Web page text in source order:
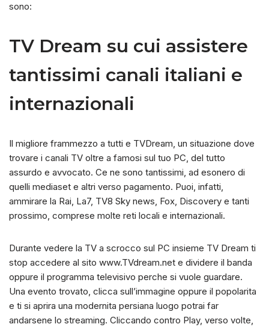
sono:
TV Dream su cui assistere
tantissimi canali italiani e
internazionali
Il migliore frammezzo a tutti e TVDream, un situazione dove
trovare i canali TV oltre a famosi sul tuo PC, del tutto
assurdo e avvocato. Ce ne sono tantissimi, ad esonero di
quelli mediaset e altri verso pagamento. Puoi, infatti,
ammirare la Rai, La7, TV8 Sky news, Fox, Discovery e tanti
prossimo, comprese molte reti locali e internazionali.
Durante vedere la TV a scrocco sul PC insieme TV Dream ti
stop accedere al sito www.TVdream.net e dividere il banda
oppure il programma televisivo perche si vuole guardare.
Una evento trovato, clicca sull’immagine oppure il popolarita
e ti si aprira una modernita persiana luogo potrai far
andarsene lo streaming. Cliccando contro Play, verso volte,